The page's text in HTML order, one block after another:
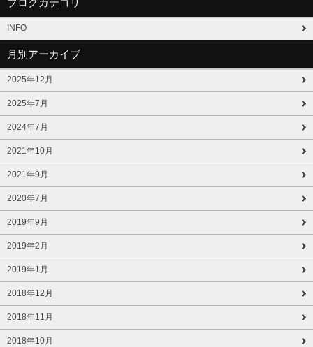
ブログカテゴリ
INFO
月別アーカイブ
2025年12月
2025年7月
2024年7月
2021年10月
2021年9月
2020年7月
2019年9月
2019年2月
2019年1月
2018年12月
2018年11月
2018年10月